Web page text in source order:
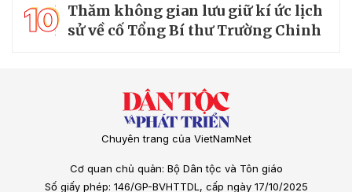
10 Thăm không gian lưu giữ kí ức lịch
sử về cố Tổng Bí thư Trường Chinh
Chuyên trang của VietNamNet
Cơ quan chủ quản: Bộ Dân tộc và Tôn giáo
Số giấy phép: 146/GP-BVHTTDL, cấp ngày 17/10/2025